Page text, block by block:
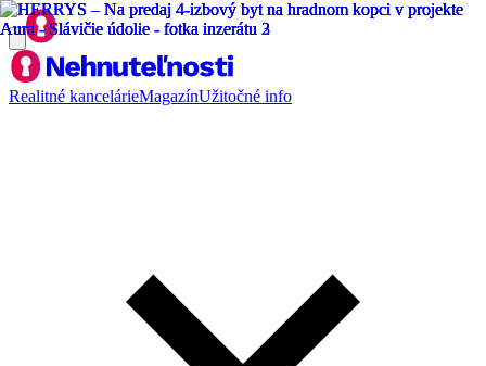
Realitné kancelárieMagazínUžitočné info